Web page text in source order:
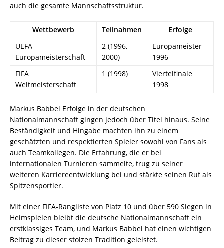
auch die gesamte Mannschaftsstruktur.
Wettbewerb Teilnahmen
Erfolge
UEFA
Europameisterschaft
2 (1996,
2000)
Europameister
1996
FIFA
Weltmeisterschaft
1 (1998)
Viertelfinale
1998
Markus Babbel Erfolge in der deutschen
Nationalmannschaft gingen jedoch über Titel hinaus. Seine
Beständigkeit und Hingabe machten ihn zu einem
geschätzten und respektierten Spieler sowohl von Fans als
auch Teamkollegen. Die Erfahrung, die er bei
internationalen Turnieren sammelte, trug zu seiner
weiteren Karriereentwicklung bei und stärkte seinen Ruf als
Spitzensportler.
Mit einer FIFA-Rangliste von Platz 10 und über 590 Siegen in
Heimspielen bleibt die deutsche Nationalmannschaft ein
erstklassiges Team, und Markus Babbel hat einen wichtigen
Beitrag zu dieser stolzen Tradition geleistet.